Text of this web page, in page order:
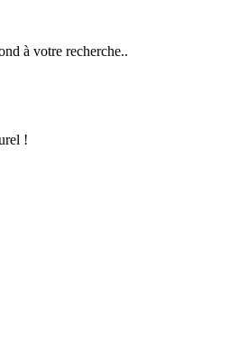
à votre recherche..
!